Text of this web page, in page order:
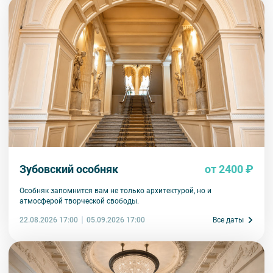
комплекта в размере 5500 руб. 00 коп.
Внимание! В составе экскурсионного маршрута возможны
изменения, так как некоторые интерьеры могут быть
недоступны по решению руководства объекта.
Зубовский особняк от 2400 ₽
Особняк запомнится вам не только архитектурой, но и
атмосферой творческой свободы.
22.08.2026 17:00 05.09.2026 17:00 Все даты